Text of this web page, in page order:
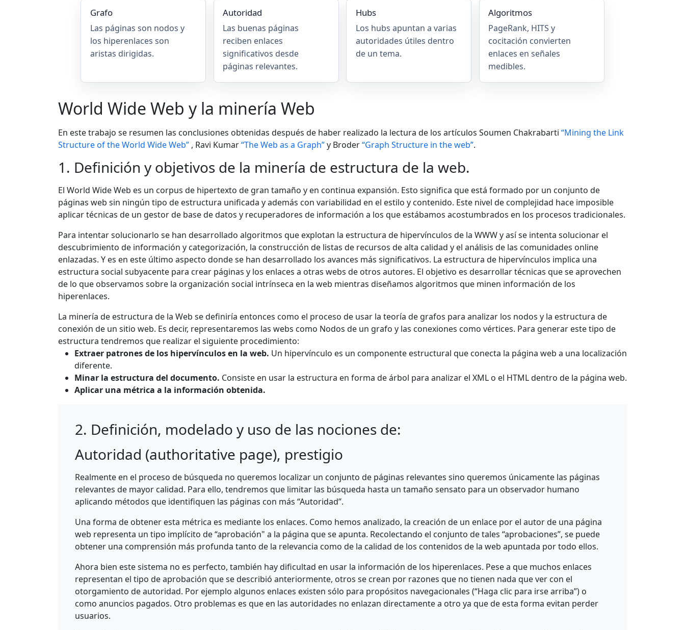
Grafo
Las páginas son nodos y
los hiperenlaces son
aristas dirigidas.
Autoridad
Las buenas páginas
reciben enlaces
significativos desde
páginas relevantes.
Hubs
Los hubs apuntan a varias
autoridades útiles dentro
de un tema.
Algoritmos
PageRank, HITS y
cocitación convierten
enlaces en señales
medibles.
World Wide Web y la minería Web
En este trabajo se resumen las conclusiones obtenidas después de haber realizado la lectura de los artículos Soumen Chakrabarti “Mining the Link
Structure of the World Wide Web” , Ravi Kumar“The Web as a Graph”y Broder“Graph Structure in the web”.
1. Definición y objetivos de la minería de estructura de la web.
El World Wide Web es un corpus de hipertexto de gran tamaño y en continua expansión. Esto significa que está formado por un conjunto de
páginas web sin ningún tipo de estructura unificada y además con variabilidad en el estilo y contenido. Este nivel de complejidad hace imposible
aplicar técnicas de un gestor de base de datos y recuperadores de información a los que estábamos acostumbrados en los procesos tradicionales.
Para intentar solucionarlo se han desarrollado algoritmos que explotan la estructura de hipervínculos de la WWW y así se intenta solucionar el
descubrimiento de información y categorización, la construcción de listas de recursos de alta calidad y el análisis de las comunidades online
enlazadas. Y es en este último aspecto donde se han desarrollado los avances más significativos. La estructura de hipervínculos implica una
estructura social subyacente para crear páginas y los enlaces a otras webs de otros autores. El objetivo es desarrollar técnicas que se aprovechen
de lo que observamos sobre la organización social intrínseca en la web mientras diseñamos algoritmos que minen información de los
hiperenlaces.
La minería de estructura de la Web se definiría entonces como el proceso de usar la teoría de grafos para analizar los nodos y la estructura de
conexión de un sitio web. Es decir, representaremos las webs como Nodos de un grafo y las conexiones como vértices. Para generar este tipo de
estructura tendremos que realizar el siguiente procedimiento:
Extraer patrones de los hipervínculos en la web. Un hipervínculo es un componente estructural que conecta la página web a una localización
diferente.
Minar la estructura del documento. Consiste en usar la estructura en forma de árbol para analizar el XML o el HTML dentro de la página web.
Aplicar una métrica a la información obtenida.
2. Definición, modelado y uso de las nociones de:
Autoridad (authoritative page), prestigio
Realmente en el proceso de búsqueda no queremos localizar un conjunto de páginas relevantes sino queremos únicamente las páginas
relevantes de mayor calidad. Para ello, tendremos que limitar las búsqueda hasta un tamaño sensato para un observador humano
aplicando métodos que identifiquen las páginas con más “Autoridad”.
Una forma de obtener esta métrica es mediante los enlaces. Como hemos analizado, la creación de un enlace por el autor de una página
web representa un tipo implícito de “aprobación" a la página que se apunta. Recolectando el conjunto de tales “aprobaciones”, se puede
obtener una comprensión más profunda tanto de la relevancia como de la calidad de los contenidos de la web apuntada por todo ellos.
Ahora bien este sistema no es perfecto, también hay dificultad en usar la información de los hiperenlaces. Pese a que muchos enlaces
representan el tipo de aprobación que se describió anteriormente, otros se crean por razones que no tienen nada que ver con el
otorgamiento de autoridad. Por ejemplo algunos enlaces existen sólo para propósitos navegacionales (“Haga clic para irse arriba”) o
como anuncios pagados. Otro problemas es que en las autoridades no enlazan directamente a otro ya que de esta forma evitan perder
usuarios.